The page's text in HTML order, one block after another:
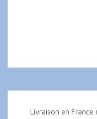
Livraison en